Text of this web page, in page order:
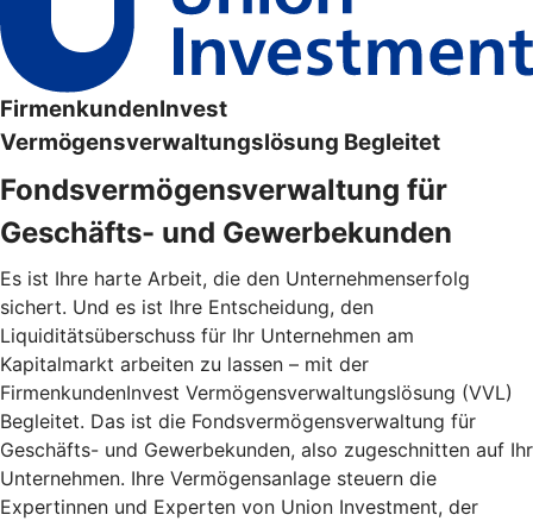
FirmenkundenInvest
Vermögensverwaltungslösung Begleitet
Fondsvermögensverwaltung für
Geschäfts- und Gewerbekunden
Es ist Ihre harte Arbeit, die den Unternehmenserfolg
sichert. Und es ist Ihre Entscheidung, den
Liquiditätsüberschuss für Ihr Unternehmen am
Kapitalmarkt arbeiten zu lassen – mit der
FirmenkundenInvest Vermögensverwaltungslösung (VVL)
Begleitet. Das ist die Fondsvermögensverwaltung für
Geschäfts- und Gewerbekunden, also zugeschnitten auf Ihr
Unternehmen. Ihre Vermögensanlage steuern die
Expertinnen und Experten von Union Investment, der